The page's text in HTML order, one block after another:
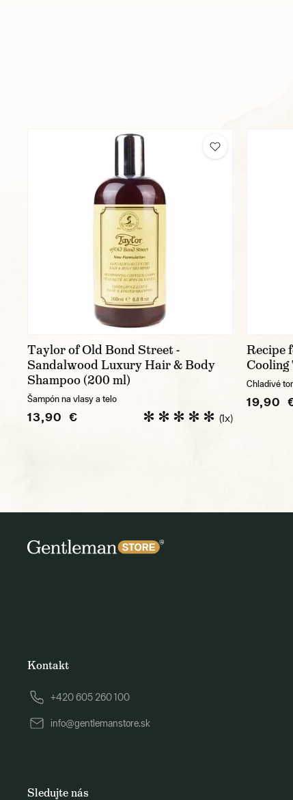
Taylor of Old Bond Street -
Sandalwood Luxury Hair & Body
Shampoo (200 ml)
Šampón na vlasy a telo
13,90 € (1x)
Recipe
Cooling
Chladivé
19,90
Kontakt
+420 605 260 100
info@gentlemanstore.sk
Sledujte nás